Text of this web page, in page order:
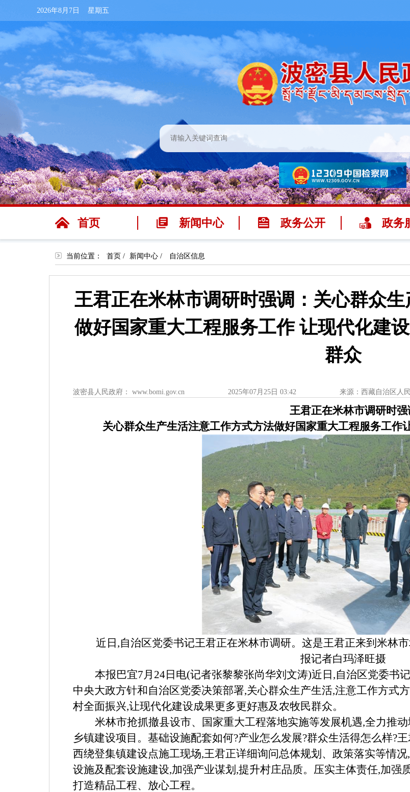
2026年8月7日 星期五
首页 新闻中心 政务公开 政务
当前位置： 首页 / 新闻中心/ 自治区信息
王君正在米林市调研时强调：关心群众
做好国家重大工程服务工作 让现代化建
群众
波密县人民政府： www.bomi.gov.cn 2025年07月25日 03:42 来源：西藏自治区人
王君正在米林市调研时强
关心群众生产生活注意工作方式方法做好国家重大工程服务工作
近日,自治区党委书记王君正在米林市调研。这是王君正来到米林
报记者白玛泽旺摄
本报巴宜7月24日电(记者张黎黎张尚华刘文涛)近日,自治区党委书
中央大政方针和自治区党委决策部署,关心群众生产生活,注意工作方式
村全面振兴,让现代化建设成果更多更好惠及农牧民群众。
米林市抢抓撤县设市、国家重大工程落地实施等发展机遇,全力推
乡镇建设项目。基础设施配套如何?产业怎么发展?群众生活得怎么样?
西绕登集镇建设点施工现场,王君正详细询问总体规划、政策落实等情
设施及配套设施建设,加强产业谋划,提升村庄品质。压实主体责任,加强
打造精品工程、放心工程。